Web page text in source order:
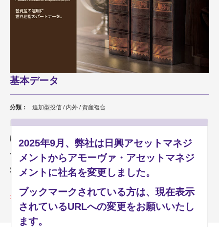
基本データ
分類： 追加型投信 / 内外 / 資産複合
日経新聞掲載名：
設定日： 2008年11月12日
信託期間： 2023年9月15日まで
決算日： 毎年9月15日 休業日の場合は翌営業日
このファンドは償還済みです。償還価額は、販売会社もしくはアモーヴ
ァ・アセットマネジメントまでお問い合わせください。
2025年9月、弊社は日興アセットマネジ
メントからアモーヴァ・アセットマネジ
メントに社名を変更しました。
ブックマークされている方は、現在表示
されているURLへの変更をお願いいたし
ます。